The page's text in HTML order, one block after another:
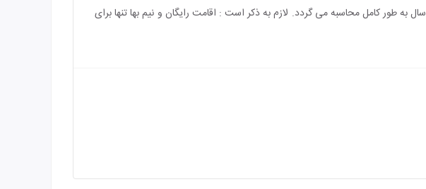
اقامت کودک زیر 5 سال (درصورت عدم استفاده از سرویس) رایگان می باشد و هزینه ی اقامت کودک بالای 5 سال به طور کامل محاسبه می گردد. لازم به ذکر است : اقامت رایگان و نیم بها تنها برای